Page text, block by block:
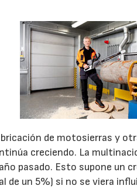
de motosierras y
creciendo. La
pasado. Esto supone un
de un 5%) si no se viera